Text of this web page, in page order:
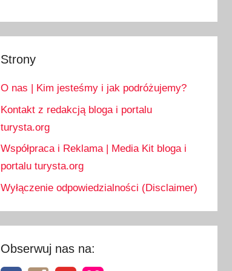
Strony
O nas | Kim jesteśmy i jak podróżujemy?
Kontakt z redakcją bloga i portalu
turysta.org
Współpraca i Reklama | Media Kit bloga i
portalu turysta.org
Wyłączenie odpowiedzialności (Disclaimer)
Obserwuj nas na: